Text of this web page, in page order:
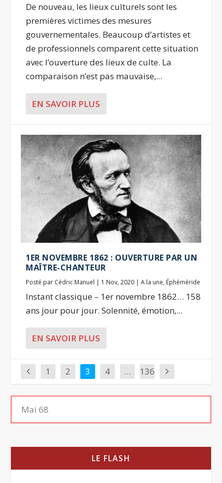
De nouveau, les lieux culturels sont les
premières victimes des mesures
gouvernementales. Beaucoup d’artistes et
de professionnels comparent cette situation
avec l’ouverture des lieux de culte. La
comparaison n’est pas mauvaise,...
EN SAVOIR PLUS
1ER NOVEMBRE 1862 : OUVERTURE PAR UN
MAÎTRE-CHANTEUR
Posté par Cédric Manuel | 1 Nov, 2020 |A la une, Éphéméride
Instant classique – 1er novembre 1862… 158
ans jour pour jour. Solennité, émotion,...
EN SAVOIR PLUS
1 2 3 4 … 136
LE FLASH